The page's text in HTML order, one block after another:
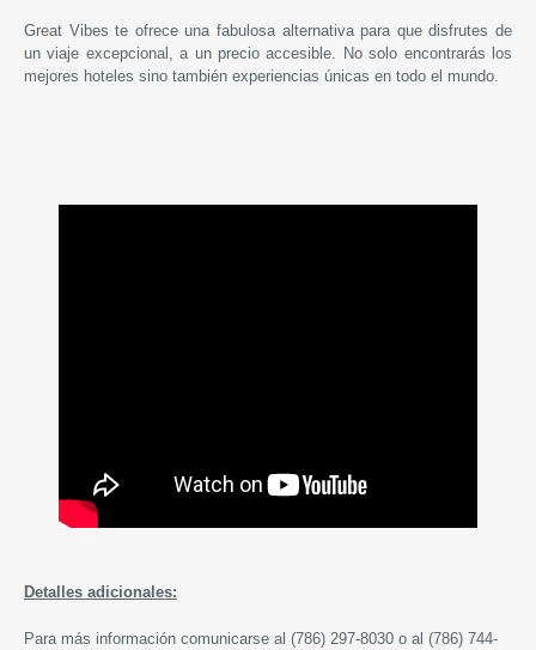
Great Vibes te ofrece una fabulosa alternativa para que disfrutes de
un viaje excepcional, a un precio accesible. No solo encontrarás los
mejores hoteles sino también experiencias únicas en todo el mundo.
Detalles adicionales:
Para más información comunicarse al (786) 297-8030 o al (786) 744-